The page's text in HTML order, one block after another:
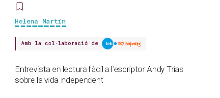
Helena Martín
Amb la col·laboració de
Entrevista en lectura fàcil a l'escriptor Andy Trias
sobre la vida independent